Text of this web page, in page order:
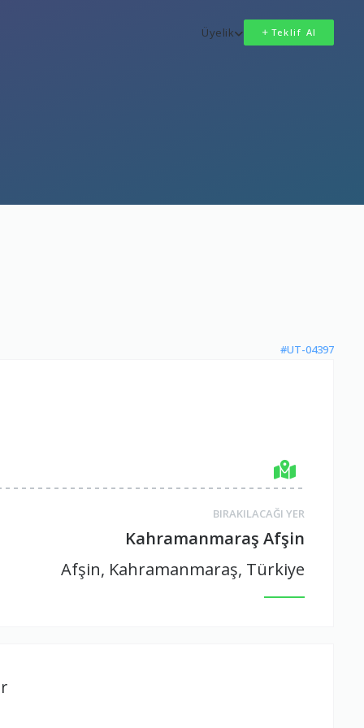
Üyelik Teklif Al
#UT-04397
BIRAKILACAĞI YER
Kahramanmaraş Afşin
Afşin, Kahramanmaraş, Türkiye